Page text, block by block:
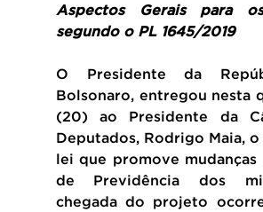
Aspectos Gerais para
segundo o PL 1645/2019
O Presidente da
Bolsonaro, entregou nesta
(20) ao Presidente da
Deputados, Rodrigo Maia,
lei que promove mudanças
de Previdência dos
chegada do projeto